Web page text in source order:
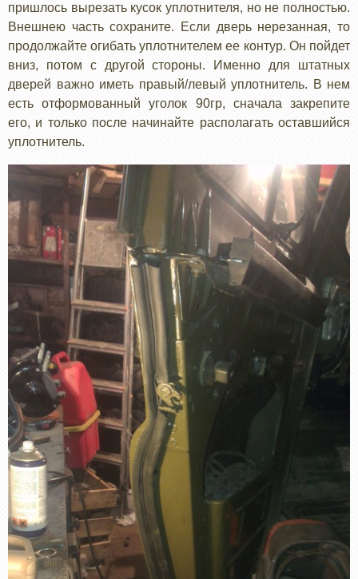
пришлось вырезать кусок уплотнителя, но не полностью.
Внешнею часть сохраните. Если дверь нерезанная, то
продолжайте огибать уплотнителем ее контур. Он пойдет
вниз, потом с другой стороны. Именно для штатных
дверей важно иметь правый/левый уплотнитель. В нем
есть отформованный уголок 90гр, сначала закрепите
его, и только после начинайте располагать оставшийся
уплотнитель.